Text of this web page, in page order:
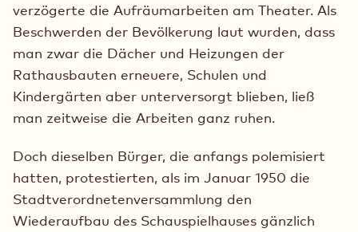
verzögerte die Aufräumarbeiten am Theater. Als
Beschwerden der Bevölkerung laut wurden, dass
man zwar die Dächer und Heizungen der
Rathausbauten erneuere, Schulen und
Kindergärten aber unterversorgt blieben, ließ
man zeitweise die Arbeiten ganz ruhen.
Doch dieselben Bürger, die anfangs polemisiert
hatten, protestierten, als im Januar 1950 die
Stadtverordnetenversammlung den
Wiederaufbau des Schauspielhauses gänzlich